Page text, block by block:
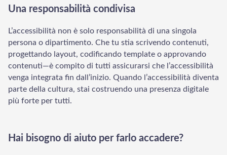
Una responsabilità condivisa
L’accessibilità non è solo responsabilità di una singola
persona o dipartimento. Che tu stia scrivendo contenuti,
progettando layout, codificando template o approvando
contenuti—è compito di tutti assicurarsi che l’accessibilità
venga integrata fin dall’inizio. Quando l’accessibilità diventa
parte della cultura, stai costruendo una presenza digitale
più forte per tutti.
Hai bisogno di aiuto per farlo accadere?
Let's get started. Enter your email to begin chatting with
us.
Email Address